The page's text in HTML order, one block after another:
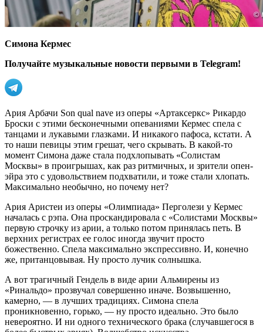
Симона Кермес
Получайте музыкальные новости первыми в Telegram!
Ария Арбачи Son qual nave из оперы «Артаксеркс» Рикардо
Броски с этими бесконечными опеваниями Кермес спела с
танцами и лукавыми глазками. И никакого пафоса, кстати. А
то наши певицы этим грешат, чего скрывать. В какой-то
момент Симона даже стала подхлопывать «Солистам
Москвы» в проигрышах, как раз ритмичных, и зрители опен-
эйра это с удовольствием подхватили, и тоже стали хлопать.
Максимально необычно, но почему нет?
Ария Аристеи из оперы «Олимпиада» Перголези у Кермес
началась с рэпа. Она проскандировала с «Солистами Москвы»
первую строчку из арии, а только потом принялась петь. В
верхних регистрах ее голос иногда звучит просто
божественно. Спела максимально экспрессивно. И, конечно
же, пританцовывая. Ну просто лучик солнышка.
А вот трагичный Гендель в виде арии Альмирены из
«Ринальдо» прозвучал совершенно иначе. Возвышенно,
камерно, — в лучших традициях. Симона спела
проникновенно, горько, — ну просто идеально. Это было
невероятно. И ни одного технического брака (случавшегося в